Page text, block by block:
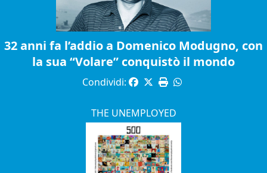
32 anni fa l’addio a Domenico Modugno, con
la sua “Volare” conquistò il mondo
Condividi:
THE UNEMPLOYED